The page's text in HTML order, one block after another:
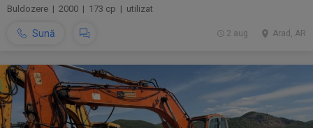
Buldozere | 2000 | 173 cp | utilizat
Sună Arad, AR
2 aug.